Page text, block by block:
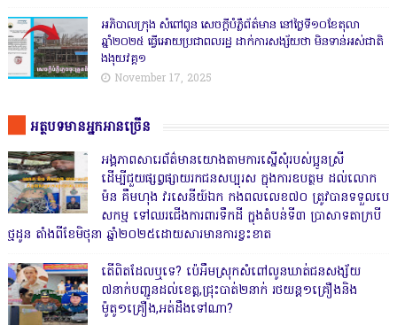
អភិបាលក្រុង សំពៅពូន សេចក្តីបំភ្លឺព័ត៌មាន នៅថ្ងៃទី១០ខែតុលា
ឆ្នាំ២០២៥ ធ្វើអោយប្រជាពលរដ្ឋ ដាក់ការសង្ស័យថា មិនទាន់អស់ជាតិ
ងងុយវគ្គ១
November 17, 2025
អត្ថបទមានអ្នកអានច្រើន
អង្គភាពសារេព័ត៌មានយោងតាមការស្នើសុំរបស់ប្អូនស្រី
ដើម្បីជួយផ្សព្វផ្សាយរកជនសប្បុរស ក្នុងការឧបត្ថម ដល់លោក
ម៉ន គឹមហុង វរសេនីយ៍ឯក កងពលលេខ៧០ ត្រូវបានទទួលបេ
សកម្ម ទៅឈរជើងការពារទឹកដី ក្នុងតំបន់ទី៣ ប្រាសាទតាក្របី
ថ្មដូន តាំងពីខែមិថុនា ឆ្នាំ២០២៥ដោយសារមានការខ្វះខាត
តើពិតដែលឬទេ? ប៉េអឹមស្រុកសំពៅលូនឃាត់ជនសង្ស័យ
៧នាក់បញ្ជូនដល់ខេត្ត,ជ្រុះបាត់២នាក់ រថយន្ត១គ្រឿងនិង
ម៉ូតូ១គ្រឿង,អត់ដឹងទៅណា?